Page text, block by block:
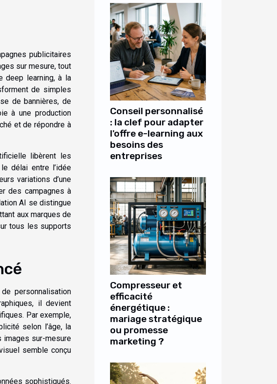
publicitaires
sur mesure, tout
deep learning, à la
de simples
de bannières, de
à une production
et de répondre à
libèrent les
délai entre l’idée
variations d’une
des campagnes à
AI se distingue
aux marques de
tous les supports
personnalisation
il devient
Par exemple,
selon l’âge, la
images sur-mesure
semble conçu
sophistiqués.
Conseil personnalisé
: la clef pour adapter
l'offre e-learning aux
besoins des
entreprises
Compresseur et
efficacité
énergétique :
mariage stratégique
ou promesse
marketing ?